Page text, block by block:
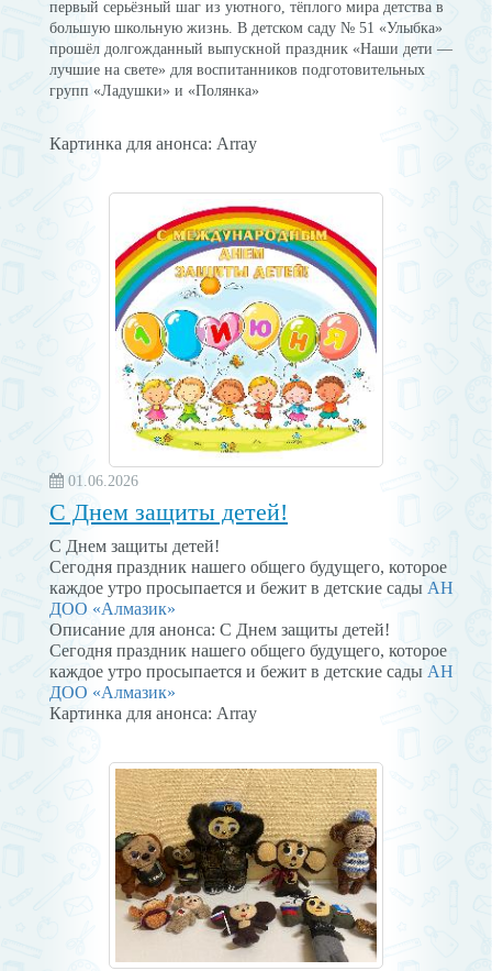
первый серьёзный шаг из уютного, тёплого мира детства в
большую школьную жизнь. В детском саду № 51 «Улыбка»
прошёл долгожданный выпускной праздник «Наши дети —
лучшие на свете» для воспитанников подготовительных
групп «Ладушки» и «Полянка»
Картинка для анонса: Array
01.06.2026
С Днем защиты детей!
С Днем защиты детей!
Сегодня праздник нашего общего будущего, которое
каждое утро просыпается и бежит в детские сады АН
ДОО «Алмазик»
Описание для анонса: С Днем защиты детей!
Сегодня праздник нашего общего будущего, которое
каждое утро просыпается и бежит в детские сады АН
ДОО «Алмазик»
Картинка для анонса: Array